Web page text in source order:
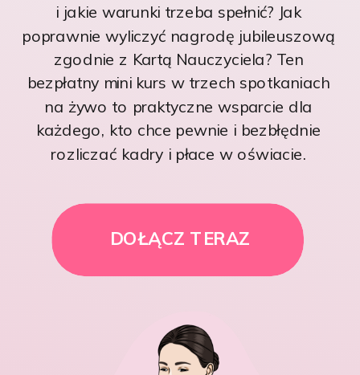
i jakie warunki trzeba spełnić? Jak
poprawnie wyliczyć nagrodę jubileuszową
zgodnie z Kartą Nauczyciela? Ten
bezpłatny mini kurs w trzech spotkaniach
na żywo to praktyczne wsparcie dla
każdego, kto chce pewnie i bezbłędnie
rozliczać kadry i płace w oświacie.
DOŁĄCZ TERAZ